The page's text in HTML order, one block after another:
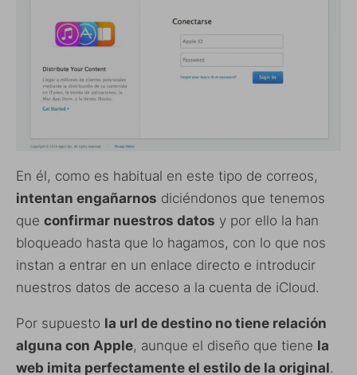
En él, como es habitual en este tipo de correos,
intentan engañarnos diciéndonos que tenemos
que confirmar nuestros datos y por ello la han
bloqueado hasta que lo hagamos, con lo que nos
instan a entrar en un enlace directo e introducir
nuestros datos de acceso a la cuenta de iCloud.
Por supuesto la url de destino no tiene relación
alguna con Apple, aunque el diseño que tiene la
web imita perfectamente el estilo de la original.